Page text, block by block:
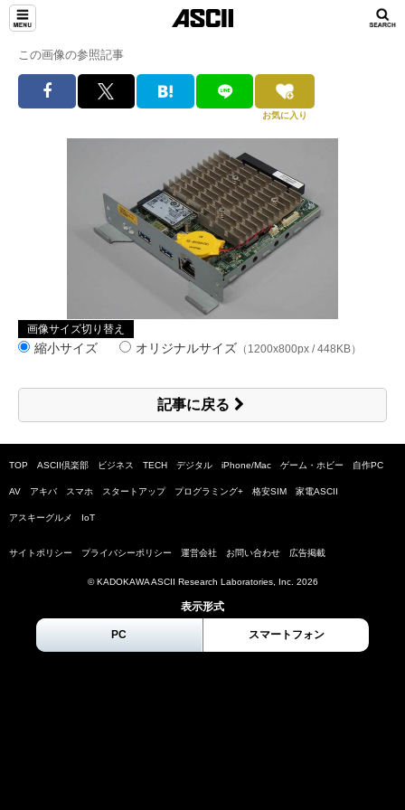
この画像の参照記事
お気に入り
画像サイズ切り替え
縮小サイズ オリジナルサイズ （1200x800px / 448KB）
記事に戻る
TOP ASCII倶楽部 ビジネス TECH デジタル iPhone/Mac ゲーム・ホビー 自作PC
AV アキバ スマホ スタートアップ プログラミング+ 格安SIM 家電ASCII
アスキーグルメ IoT
サイトポリシー プライバシーポリシー 運営会社 お問い合わせ 広告掲載
© KADOKAWA ASCII Research Laboratories, Inc. 2026
表示形式
PC スマートフォン